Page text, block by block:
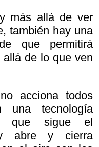
más allá de ver
también hay una
que permitirá
de lo que ven
acciona todos
una tecnología
que sigue el
abre y cierra